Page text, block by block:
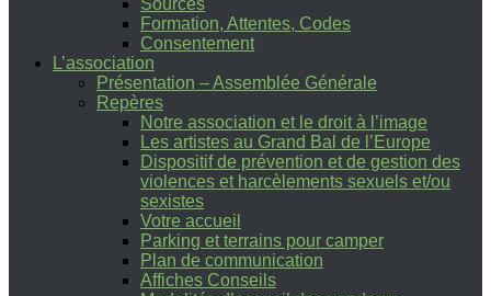
Sources
Formation, Attentes, Codes
Consentement
L’association
Présentation – Assemblée Générale
Repères
Notre association et le droit à l’image
Les artistes au Grand Bal de l’Europe
Dispositif de prévention et de gestion des
violences et harcèlements sexuels et/ou
sexistes
Votre accueil
Parking et terrains pour camper
Plan de communication
Affiches Conseils